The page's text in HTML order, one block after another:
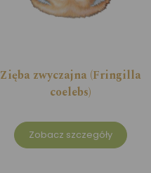
Zięba zwyczajna (Fringilla
coelebs)
Zobacz szczegóły